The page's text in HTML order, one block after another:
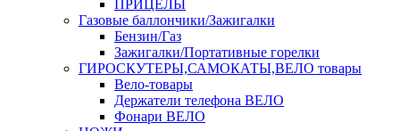
ПРИЦЕЛЫ
Газовые баллончики/Зажигалки
Бензин/Газ
Зажигалки/Портативные горелки
ГИРОСКУТЕРЫ,САМОКАТЫ,ВЕЛО товары
Вело-товары
Держатели телефона ВЕЛО
Фонари ВЕЛО